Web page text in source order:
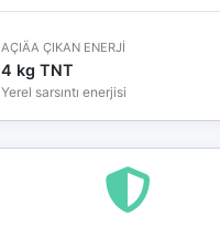
AÇIÄA ÇIKAN ENERJİ
4 kg TNT
Yerel sarsıntı enerjisi